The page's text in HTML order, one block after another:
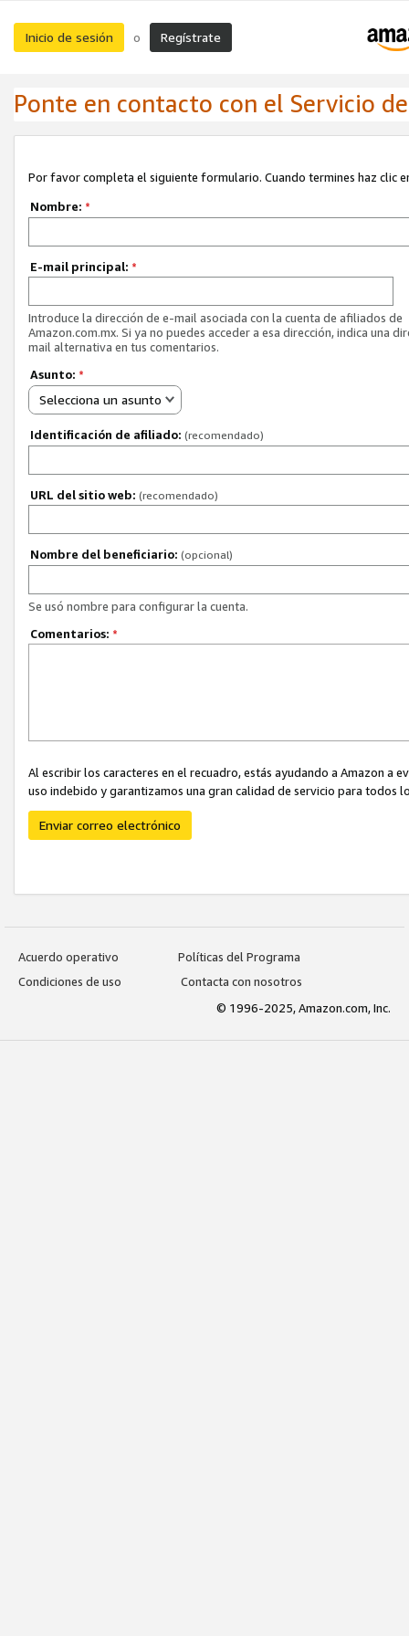
Inicio de sesión o Regístrate
Ponte en contacto con el Servicio
Por favor completa el siguiente formulario. Cuando termines haz clic
Nombre: *
E-mail principal: *
Introduce la dirección de e-mail asociada con la cuenta de afiliados de
Amazon.com.mx. Si ya no puedes acceder a esa dirección, indica una
mail alternativa en tus comentarios.
Asunto: *
Selecciona un asunto
Identificación de afiliado: (recomendado)
URL del sitio web: (recomendado)
Nombre del beneficiario: (opcional)
Se usó nombre para configurar la cuenta.
Comentarios: *
Al escribir los caracteres en el recuadro, estás ayudando a Amazon
uso indebido y garantizamos una gran calidad de servicio para todos
Enviar correo electrónico
Acuerdo operativo
Políticas del Programa
Condiciones de uso
Contacta con nosotros
© 1996-2025, Amazon.com, Inc.